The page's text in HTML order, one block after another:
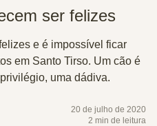
ser felizes
e é impossível ficar
em Santo Tirso. Um cão é
uma dádiva.
20 de julho de 2020
2 min de leitura